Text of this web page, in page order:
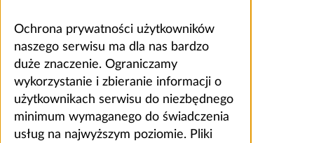
Ochrona prywatności użytkowników
naszego serwisu ma dla nas bardzo
duże znaczenie. Ograniczamy
wykorzystanie i zbieranie informacji o
użytkownikach serwisu do niezbędnego
minimum wymaganego do świadczenia
usług na najwyższym poziomie. Pliki